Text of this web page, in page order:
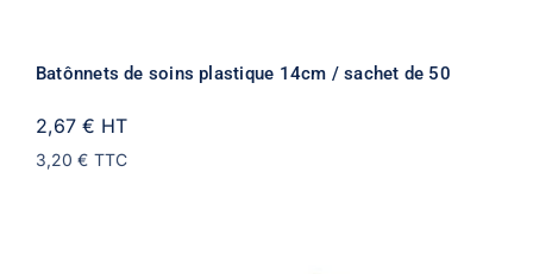
Batônnets de soins plastique 14cm / sachet de 50
2,67 € HT
3,20 € TTC